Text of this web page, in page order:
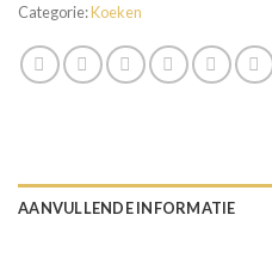
Categorie:Koeken
AANVULLENDE INFORMATIE